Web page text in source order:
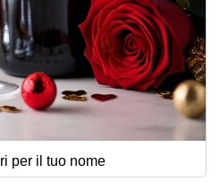
per il tuo nome